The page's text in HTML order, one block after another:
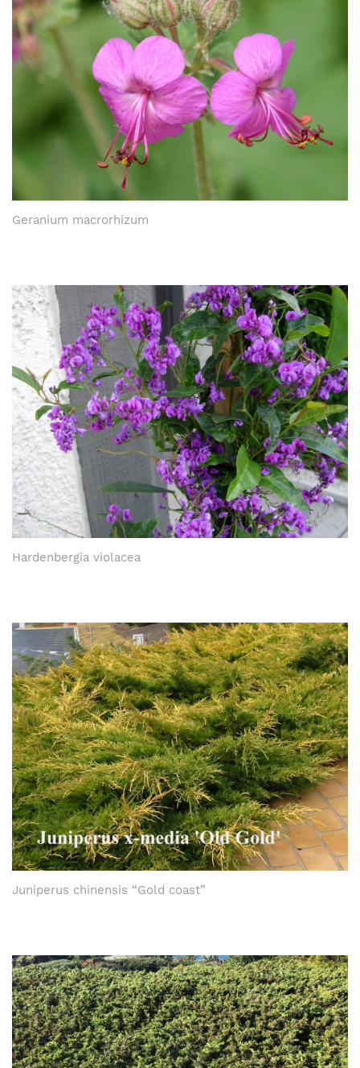
Geranium macrorhizum
Hardenbergia violacea
Juniperus chinensis “Gold coast”